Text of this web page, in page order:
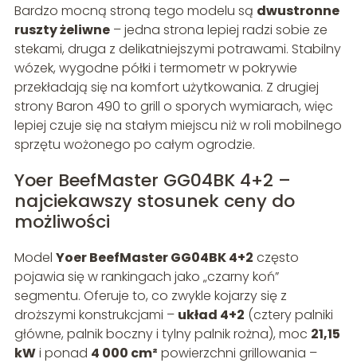
Bardzo mocną stroną tego modelu są dwustronne
ruszty żeliwne– jedna strona lepiej radzi sobie ze
stekami, druga z delikatniejszymi potrawami. Stabilny
wózek, wygodne półki i termometr w pokrywie
przekładają się na komfort użytkowania. Z drugiej
strony Baron 490 to grill o sporych wymiarach, więc
lepiej czuje się na stałym miejscu niż w roli mobilnego
sprzętu wożonego po całym ogrodzie.
Yoer BeefMaster GG04BK 4+2 –
najciekawszy stosunek ceny do
możliwości
Model Yoer BeefMaster GG04BK 4+2 często
pojawia się w rankingach jako „czarny koń”
segmentu. Oferuje to, co zwykle kojarzy się z
droższymi konstrukcjami – układ 4+2 (cztery palniki
główne, palnik boczny i tylny palnik rożna), moc 21,15
kWi ponad 4 000 cm² powierzchni grillowania –